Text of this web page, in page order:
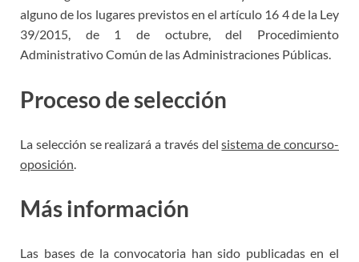
alguno de los lugares previstos en el artículo 16 4 de la Ley
39/2015, de 1 de octubre, del Procedimiento
Administrativo Común de las Administraciones Públicas.
Proceso de selección
La selección se realizará a través delsistema de concurso-
oposición
Más información
Las bases de la convocatoria han sido publicadas en el